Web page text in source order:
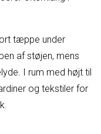
tæppe under
af støjen, mens
I rum med højt til
og tekstiler for